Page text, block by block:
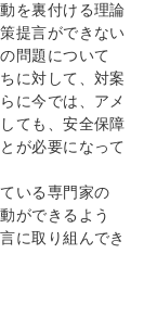
を裏付ける理論
提言ができない
問題について
に対して、対案
に今では、アメ
ても、安全保障
が必要になって
いる専門家の
ができるよう
に取り組んでき